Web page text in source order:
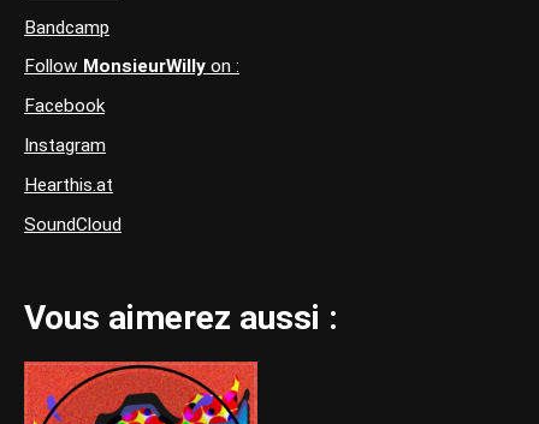
Bandcamp
Follow MonsieurWilly on :
Facebook
Instagram
Hearthis.at
SoundCloud
Vous aimerez aussi :